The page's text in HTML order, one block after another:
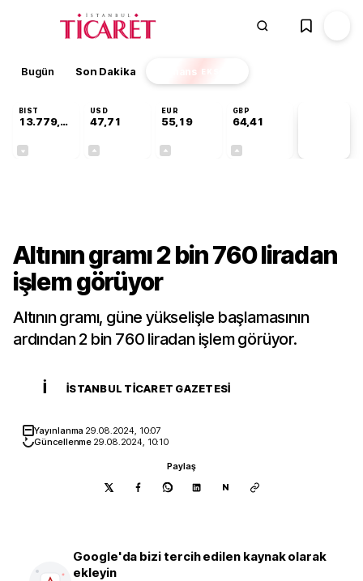
Bugün Son Dakika Finans EKSTRA
BIST
13.779,39
USD
47,71
EUR
55,19
GBP
64,41
Altının gramı 2 bin 760 liradan
işlem görüyor
Altının gramı, güne yükselişle başlamasının
ardından 2 bin 760 liradan işlem görüyor.
İ İSTANBUL TICARET GAZETESI
Yayınlanma 29.08.2024, 10:07
Güncellenme 29.08.2024, 10:10
Paylaş
N
Google'da bizi tercih edilen kaynak olarak
ekleyin